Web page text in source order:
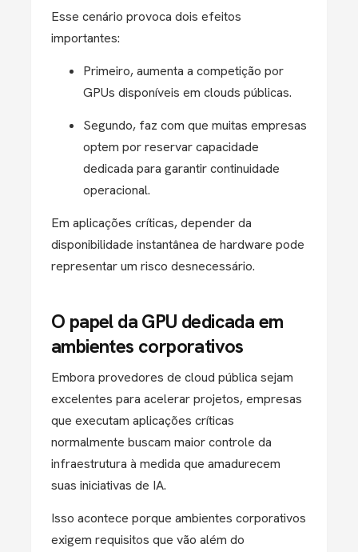
Esse cenário provoca dois efeitos
importantes:
Primeiro, aumenta a competição por
GPUs disponíveis em clouds públicas.
Segundo, faz com que muitas empresas
optem por reservar capacidade
dedicada para garantir continuidade
operacional.
Em aplicações críticas, depender da
disponibilidade instantânea de hardware pode
representar um risco desnecessário.
O papel da GPU dedicada em
ambientes corporativos
Embora provedores de cloud pública sejam
excelentes para acelerar projetos, empresas
que executam aplicações críticas
normalmente buscam maior controle da
infraestrutura à medida que amadurecem
suas iniciativas de IA.
Isso acontece porque ambientes corporativos
exigem requisitos que vão além do